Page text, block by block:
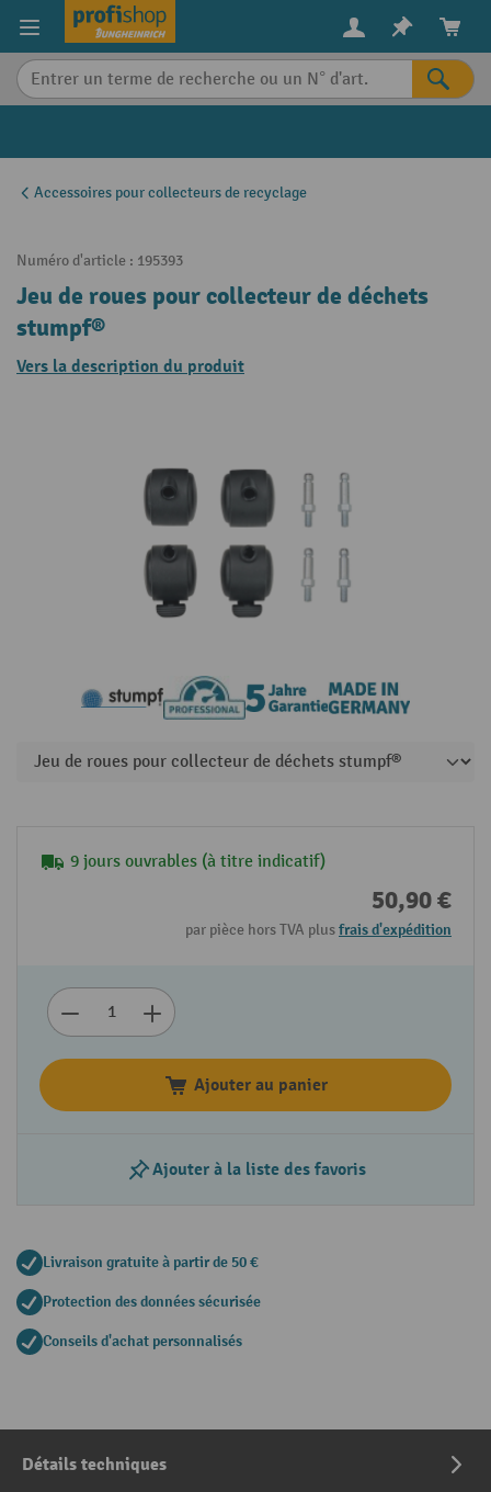
content
Accessoires pour collecteurs de recyclage
Numéro d'article : 195393
Jeu de roues pour collecteur de déchets
stumpf®
Vers la description du produit
9 jours ouvrables (à titre indicatif)
50,90 €
par pièce hors TVA plusfrais d'expédition
Ajouter au panier
Ajouter à la liste des favoris
Livraison gratuite à partir de 50 €
Protection des données sécurisée
Conseils d'achat personnalisés
Détails techniques